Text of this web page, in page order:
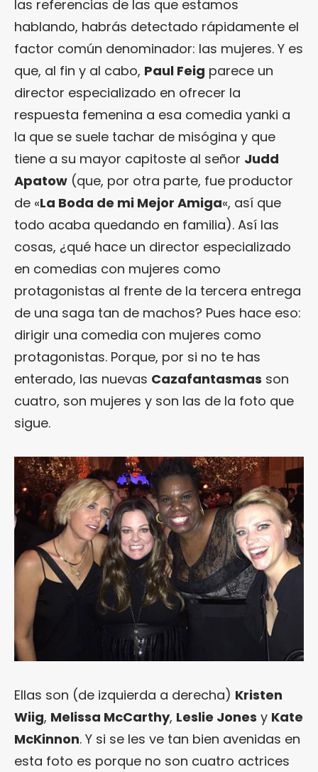
las referencias de las que estamos
hablando, habrás detectado rápidamente el
factor común denominador: las mujeres. Y es
que, al fin y al cabo, Paul Feig parece un
director especializado en ofrecer la
respuesta femenina a esa comedia yanki a
la que se suele tachar de misógina y que
tiene a su mayor capitoste al señor Judd
Apatow (que, por otra parte, fue productor
de «La Boda de mi Mejor Amiga«, así que
todo acaba quedando en familia). Así las
cosas, ¿qué hace un director especializado
en comedias con mujeres como
protagonistas al frente de la tercera entrega
de una saga tan de machos? Pues hace eso:
dirigir una comedia con mujeres como
protagonistas. Porque, por si no te has
enterado, las nuevas Cazafantasmas son
cuatro, son mujeres y son las de la foto que
sigue.
Ellas son (de izquierda a derecha) Kristen
Wiig, Melissa McCarthy, Leslie Jones y Kate
McKinnon. Y si se les ve tan bien avenidas en
esta foto es porque no son cuatro actrices